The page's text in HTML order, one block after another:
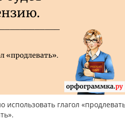
глагол